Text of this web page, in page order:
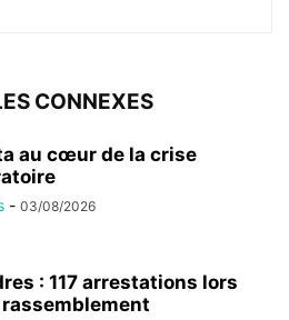
CONNEXES
au cœur de la crise
- 03/08/2026
: 117 arrestations lors
rassemblement